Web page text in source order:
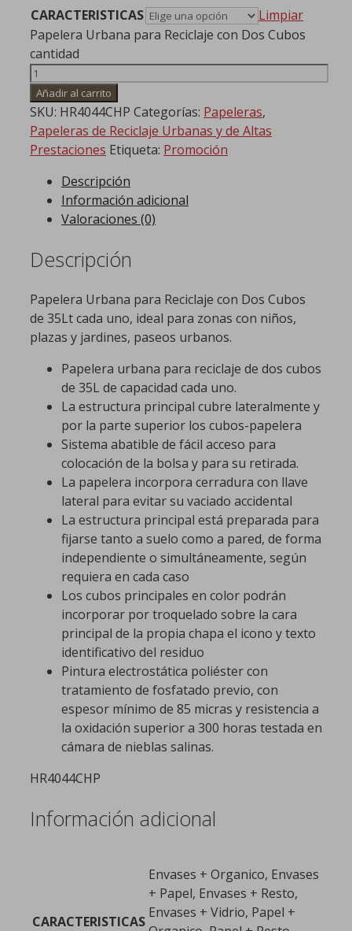
CARACTERISTICAS
Limpiar
Papelera Urbana para Reciclaje con Dos Cubos
cantidad
Añadir al carrito
SKU: HR4044CHP Categorías: Papeleras,
Papeleras de Reciclaje Urbanas y de Altas
Prestaciones Etiqueta: Promoción
Descripción
Información adicional
Valoraciones (0)
Descripción
Papelera Urbana para Reciclaje con Dos Cubos
de 35Lt cada uno, ideal para zonas con niños,
plazas y jardines, paseos urbanos.
Papelera urbana para reciclaje de dos cubos
de 35L de capacidad cada uno.
La estructura principal cubre lateralmente y
por la parte superior los cubos-papelera
Sistema abatible de fácil acceso para
colocación de la bolsa y para su retirada.
La papelera incorpora cerradura con llave
lateral para evitar su vaciado accidental
La estructura principal está preparada para
fijarse tanto a suelo como a pared, de forma
independiente o simultáneamente, según
requiera en cada caso
Los cubos principales en color podrán
incorporar por troquelado sobre la cara
principal de la propia chapa el icono y texto
identificativo del residuo
Pintura electrostática poliéster con
tratamiento de fosfatado previo, con
espesor mínimo de 85 micras y resistencia a
la oxidación superior a 300 horas testada en
cámara de nieblas salinas.
HR4044CHP
Información adicional
CARACTERISTICAS
Envases + Organico, Envases
+ Papel, Envases + Resto,
Envases + Vidrio, Papel +